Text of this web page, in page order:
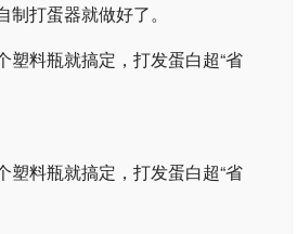
打蛋器就做好了。